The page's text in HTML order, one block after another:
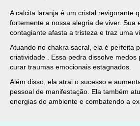
A calcita laranja é um cristal revigorante
fortemente a nossa alegria de viver. Sua
contagiante afasta a tristeza e traz uma
Atuando no chakra sacral, ela é perfeita
criatividade . Essa pedra dissolve medos
curar traumas emocionais estagnados.
Além disso, ela atrai o sucesso e
pessoal de manifestação. Ela também
energias do ambiente e combatendo a